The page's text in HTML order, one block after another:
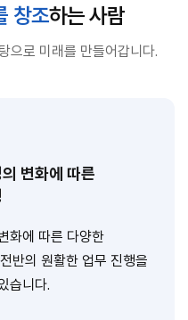
창조하는 사람
으로 미래를 만들어갑니다.
변화에 따른
화에 따른 다양한
반의 원활한 업무 진행을
습니다.